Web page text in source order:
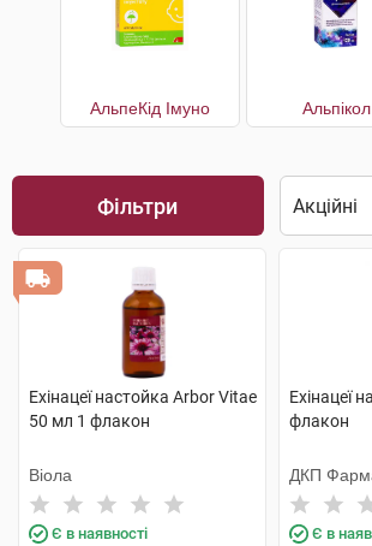
АльпеКід Імуно Альпікол
Фільтри
Ехінацеї настойка Arbor Vitae
50 мл 1 флакон
Віола
Є в наявності
Ехінацеї
флакон
ДКП
фабрика
Є в